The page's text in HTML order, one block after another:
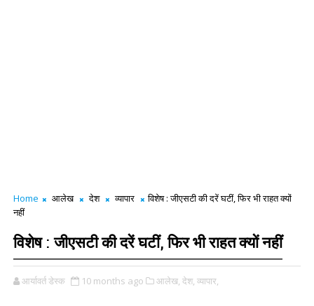
Home आलेख देश व्यापार
विशेष : जीएसटी की दरें घटीं, फिर भी राहत क्यों
नहीं
विशेष : जीएसटी की दरें घटीं, फिर भी राहत क्यों नहीं
आर्यावर्त डेस्क 10 months ago आलेख, देश, व्यापार,